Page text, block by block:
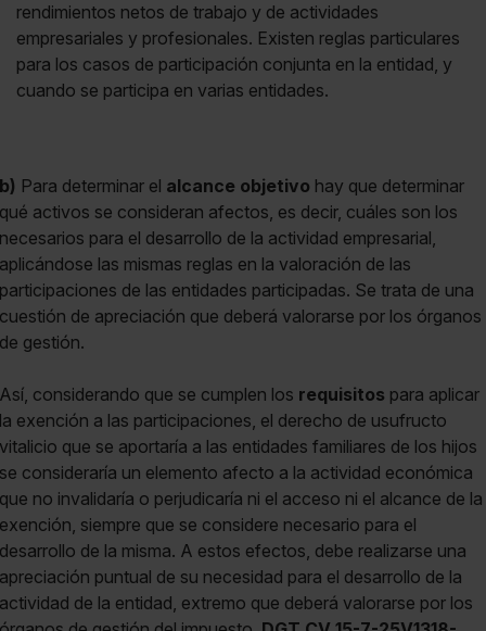
rendimientos netos de trabajo y de actividades
empresariales y profesionales. Existen reglas particulares
para los casos de participación conjunta en la entidad, y
cuando se participa en varias entidades.
b) Para determinar el alcance objetivo hay que determinar
qué activos se consideran afectos, es decir, cuáles son los
necesarios para el desarrollo de la actividad empresarial,
aplicándose las mismas reglas en la valoración de las
participaciones de las entidades participadas. Se trata de una
cuestión de apreciación que deberá valorarse por los órganos
de gestión.
Así, considerando que se cumplen los requisitos para aplicar
la exención a las participaciones, el derecho de usufructo
vitalicio que se aportaría a las entidades familiares de los hijos
se consideraría un elemento afecto a la actividad económica
que no invalidaría o perjudicaría ni el acceso ni el alcance de la
exención, siempre que se considere necesario para el
desarrollo de la misma. A estos efectos, debe realizarse una
apreciación puntual de su necesidad para el desarrollo de la
actividad de la entidad, extremo que deberá valorarse por los